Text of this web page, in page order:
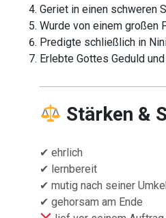
Geriet in einen schweren
Wurde von einem großen
Predigte schließlich in
Erlebte Gottes Geduld
Stärken &
✔ ehrlich
✔ lernbereit
✔ mutig nach seiner
✔ gehorsam am Ende